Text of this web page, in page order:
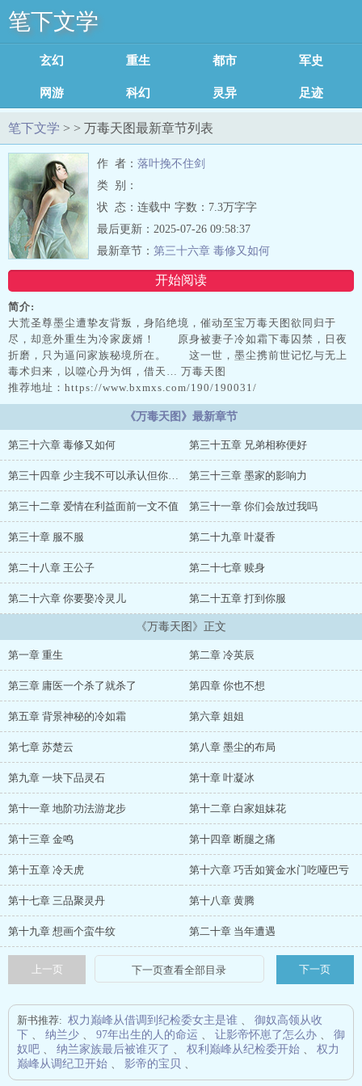
笔下文学
玄幻修真 重生穿越 都市小说 军史小说
网游小说 科幻小说 灵异小说 足迹记录
笔下文学 > > 万毒天图最新章节列表
作 者： 落叶挽不住剑
类 别：
状 态：连载中 字数：7.3万字字
开始阅读
最后更新：2025-07-26 09:58:37
最新章节： 第三十六章 毒修又如何
简介:
大荒圣尊墨尘遭挚友背叛，身陷绝境，催动至宝万毒天图欲同归于
尽，却意外重生为冷家废婿！ 原身被妻子冷如霜下毒囚禁，日夜
折磨，只为逼问家族秘境所在。 这一世，墨尘携前世记忆与无上
毒术归来，以噬心丹为饵，借天… 万毒天图
推荐地址：https://www.bxmxs.com/190/190031/
《万毒天图》最新章节
第三十六章 毒修又如何 第三十五章 兄弟相称便好
第三十四章 少主我不可以承认但你得认 第三十三章 墨家的影响力
第三十二章 爱情在利益面前一文不值 第三十一章 你们会放过我吗
第三十章 服不服 第二十九章 叶凝香
第二十八章 王公子 第二十七章 赎身
第二十六章 你要娶冷灵儿 第二十五章 打到你服
《万毒天图》正文
第一章 重生 第二章 冷英辰
第三章 庸医一个杀了就杀了 第四章 你也不想
第五章 背景神秘的冷如霜 第六章 姐姐
第七章 苏楚云 第八章 墨尘的布局
第九章 一块下品灵石 第十章 叶凝冰
第十一章 地阶功法游龙步 第十二章 白家姐妹花
第十三章 金鸣 第十四章 断腿之痛
第十五章 冷天虎 第十六章 巧舌如簧金水门吃哑巴亏
第十七章 三品聚灵丹 第十八章 黄腾
第十九章 想画个蛮牛纹 第二十章 当年遭遇
上一页 下一页
新书推荐: 权力巅峰从借调到纪检委女主是谁 、
御奴高领从收
下 、 纳兰少 、 97年出生的人的命运 、 让影帝怀崽了怎么办 、
御
奴吧 、 纳兰家族最后被谁灭了 、 权利巅峰从纪检委开始 、
权力
巅峰从调纪卫开始 、 影帝的宝贝 、